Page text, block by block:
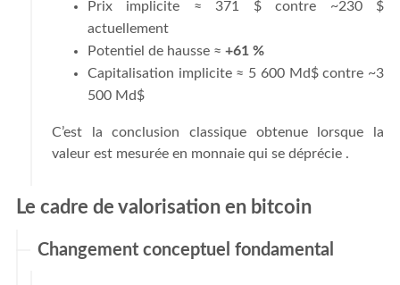
Prix implicite ≈ 371 $ contre ~230 $
actuellement
Potentiel de hausse ≈ +61 %
Capitalisation implicite ≈ 5 600 Md$ contre ~3
500 Md$
C’est la conclusion classique obtenue lorsque la
valeur est mesurée en monnaie qui se déprécie .
Le cadre de valorisation en bitcoin
Changement conceptuel fondamental